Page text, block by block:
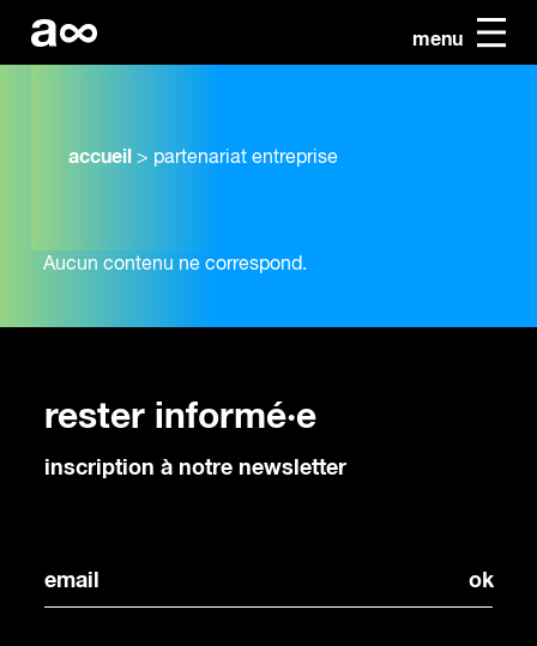
menu
accueil > partenariat entreprise
Aucun contenu ne correspond.
rester informé·e
inscription à notre newsletter